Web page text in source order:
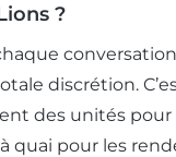
?
discrétion.
des unités pour
pour les